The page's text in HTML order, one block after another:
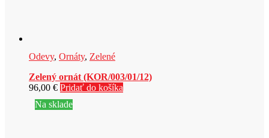
Odevy, Ornáty, Zelené
Zelený ornát (KOR/003/01/12)
96,00 € Pridať do košíka
Na sklade